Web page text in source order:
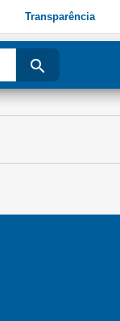
Transparência
search